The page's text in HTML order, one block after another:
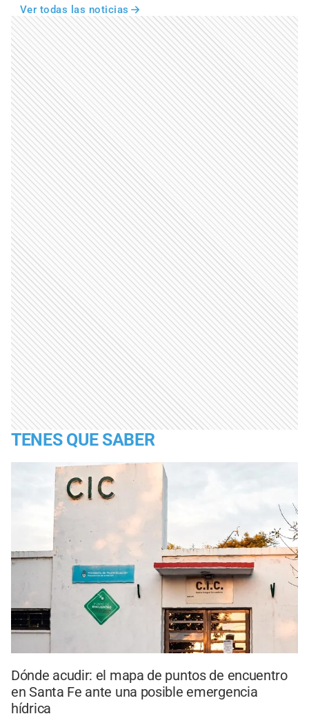
Ver todas las noticias
TENES QUE SABER
Dónde acudir: el mapa de puntos de encuentro
en Santa Fe ante una posible emergencia
hídrica